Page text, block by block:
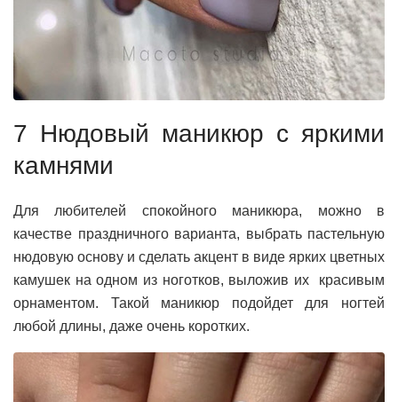
7 Нюдовый маникюр с яркими
камнями
Для любителей спокойного маникюра, можно в
качестве праздничного варианта, выбрать пастельную
нюдовую основу и сделать акцент в виде ярких цветных
камушек на одном из ноготков, выложив их красивым
орнаментом. Такой маникюр подойдет для ногтей
любой длины, даже очень коротких.